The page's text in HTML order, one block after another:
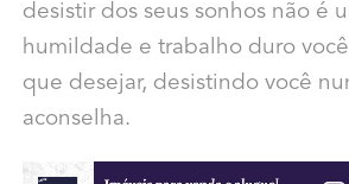
desistir dos seus sonhos não é
humildade e trabalho duro
que desejar, desistindo você
aconselha.